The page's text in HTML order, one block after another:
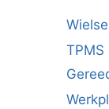
TPMS